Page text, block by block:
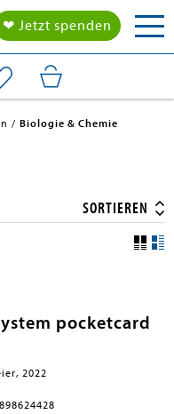
❤ Jetzt spenden
Biologie & Chemie
SORTIEREN
pocketcard
2022